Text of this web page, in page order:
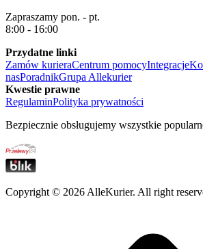
Zapraszamy pon. - pt.
8:00 - 16:00
Przydatne linki
Zamów kurieraCentrum pomocyIntegracje
nasPoradnikGrupa Allekurier
Kwestie prawne
RegulaminPolityka prywatności
Bezpiecznie obsługujemy wszystkie
Copyright © 2026 AlleKurier. All right